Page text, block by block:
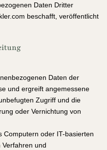
Daten Dritter
beschafft, veröffentlicht
Daten der
und ergreift angemessene
Zugriff und die
oder Vernichtung von
Computern oder IT-basierten
und